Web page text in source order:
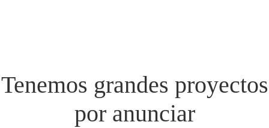
Tenemos grandes proyectos
por anunciar